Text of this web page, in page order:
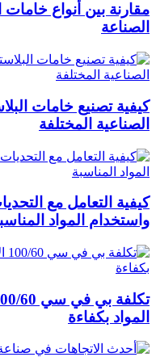
مقارنة بين أنواع خامات
الصناعة
كيفية تصنيع خامات
الصناعية المختلفة
كيفية التعامل مع
واستخدام المواد
المواد بكفاءة